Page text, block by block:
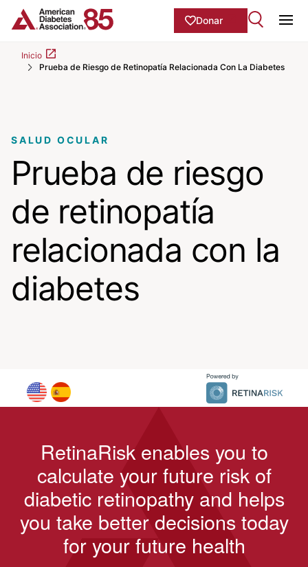
Skip to Main content
Donar
Inicio
Prueba de Riesgo de Retinopatía Relacionada Con La Diabetes
main
content
SALUD OCULAR
Prueba de riesgo
de retinopatía
relacionada con la
diabetes